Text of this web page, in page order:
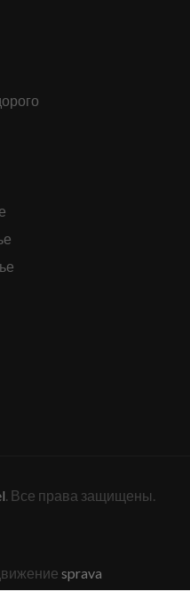
. Все права защищены.
sprava